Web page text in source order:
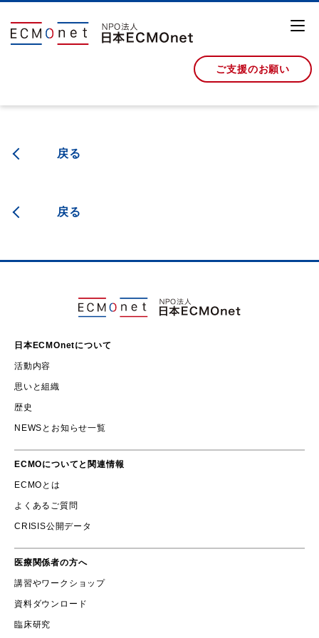
ご支援のお願い
戻る
戻る
日本ECMOnetについて
活動内容
思いと組織
歴史
NEWSとお知らせ一覧
ECMOについてと関連情報
ECMOとは
よくあるご質問
CRISIS公開データ
医療関係者の方へ
講習やワークショップ
資料ダウンロード
臨床研究